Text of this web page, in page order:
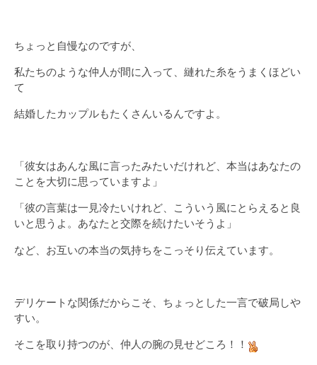
ちょっと自慢なのですが、
私たちのような仲人が間に入って、縺れた糸をうまくほどい
て
結婚したカップルもたくさんいるんですよ。
「彼女はあんな風に言ったみたいだけれど、本当はあなたの
ことを大切に思っていますよ」
「彼の言葉は一見冷たいけれど、こういう風にとらえると良
いと思うよ。あなたと交際を続けたいそうよ」
など、お互いの本当の気持ちをこっそり伝えています。
デリケートな関係だからこそ、ちょっとした一言で破局しや
すい。
そこを取り持つのが、仲人の腕の見せどころ！！